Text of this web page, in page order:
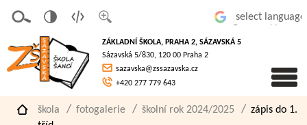
písmo
á
verze
pro
slaboz
raké
ZÁKLADNÍ ŠKOLA, PRAHA 2, SÁZAVSKÁ 5
Sázavská 5/830, 120 00 Praha 2
sazavska@zssazavska.cz
+420 277 779 643
škola fotogalerie školní rok 2024/2025
zápis do 1.